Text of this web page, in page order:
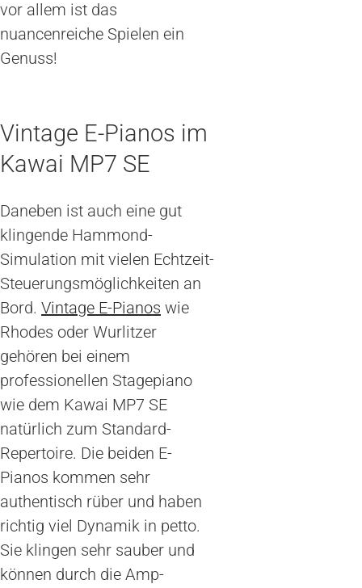
vor allem ist das
nuancenreiche Spielen ein
Genuss!
Vintage E-Pianos im
Kawai MP7 SE
Daneben ist auch eine gut
klingende Hammond-
Simulation mit vielen Echtzeit-
Steuerungsmöglichkeiten an
Bord. Vintage E-Pianos wie
Rhodes oder Wurlitzer
gehören bei einem
professionellen Stagepiano
wie dem Kawai MP7 SE
natürlich zum Standard-
Repertoire. Die beiden E-
Pianos kommen sehr
authentisch rüber und haben
richtig viel Dynamik in petto.
Sie klingen sehr sauber und
können durch die Amp-